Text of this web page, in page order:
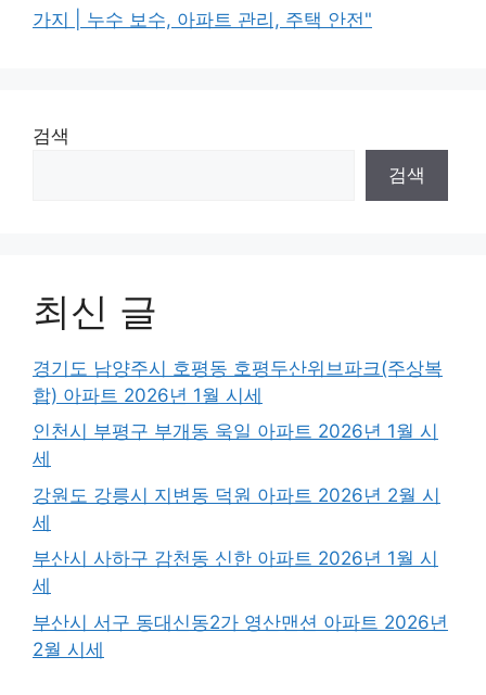
가지 | 누수 보수, 아파트 관리, 주택 안전"
검색
검색
최신 글
경기도 남양주시 호평동 호평두산위브파크(주상복
합) 아파트 2026년 1월 시세
인천시 부평구 부개동 욱일 아파트 2026년 1월 시
세
강원도 강릉시 지변동 덕원 아파트 2026년 2월 시
세
부산시 사하구 감천동 신한 아파트 2026년 1월 시
세
부산시 서구 동대신동2가 영산맨션 아파트 2026년
2월 시세